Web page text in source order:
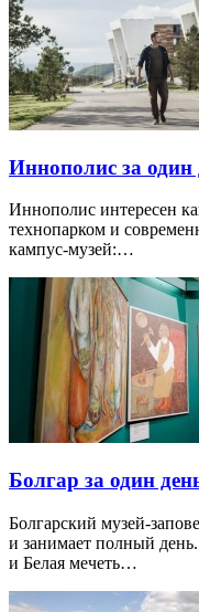
Иннополис за один
Иннополис интересен
технопарком и
кампус-музей:…
Болгар за один
Болгарский музей-
и занимает полный
и Белая мечеть…